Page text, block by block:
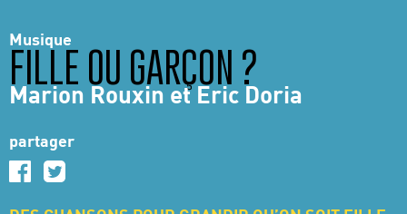
Musique
FILLE OU GARÇON ?
Marion Rouxin et Eric Doria
partager